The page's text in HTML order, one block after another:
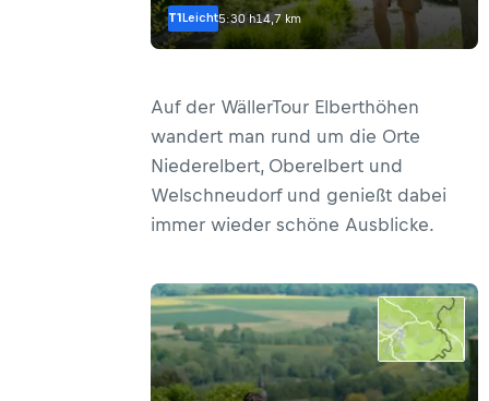
T1Leicht5:30 h14,7 km
Auf der WällerTour Elberthöhen
wandert man rund um die Orte
Niederelbert, Oberelbert und
Welschneudorf und genießt dabei
immer wieder schöne Ausblicke.